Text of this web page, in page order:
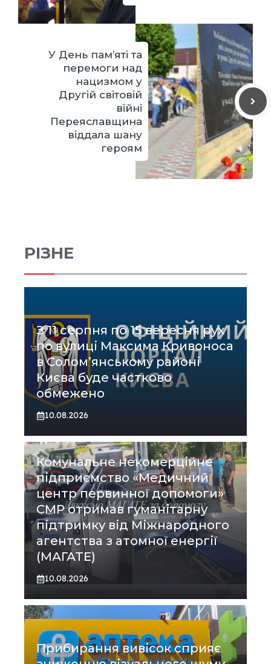
У День пам’яті та
перемоги над
нацизмом у
Другій світовій
війні
Переяславщина
віддала шану
героям
РІЗНЕ
З 11 серпня по 15 вересня рух
по вулиці Максима Кривоноса
в Солом’янському районі
Києва буде частково
обмежено
10.08.2026
Комунальне некомерційне
підприємство «Медичний
центр первинної допомоги»
СМР отримав гуманітарну
підтримку від Міжнародного
агентства з атомної енергії
(МАГАТЕ)
10.08.2026
Прибирання вивісок сприяє